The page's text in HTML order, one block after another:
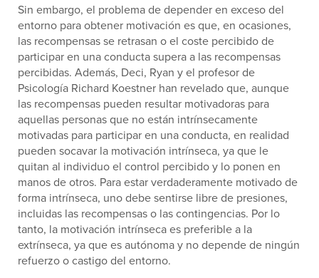
Sin embargo, el problema de depender en exceso del
entorno para obtener motivación es que, en ocasiones,
las recompensas se retrasan o el coste percibido de
participar en una conducta supera a las recompensas
percibidas. Además, Deci, Ryan y el profesor de
Psicología Richard Koestner han revelado que, aunque
las recompensas pueden resultar motivadoras para
aquellas personas que no están intrínsecamente
motivadas para participar en una conducta, en realidad
pueden socavar la motivación intrínseca, ya que le
quitan al individuo el control percibido y lo ponen en
manos de otros. Para estar verdaderamente motivado de
forma intrínseca, uno debe sentirse libre de presiones,
incluidas las recompensas o las contingencias. Por lo
tanto, la motivación intrínseca es preferible a la
extrínseca, ya que es autónoma y no depende de ningún
refuerzo o castigo del entorno.